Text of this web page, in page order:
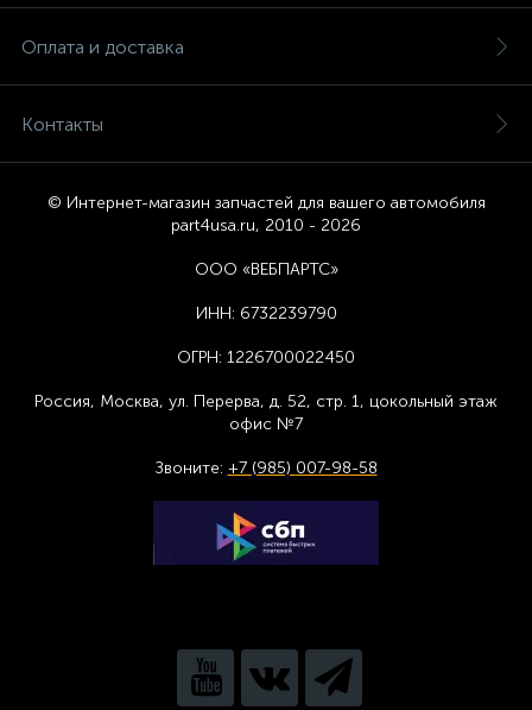
Оплата и доставка
Контакты
© Интернет-магазин запчастей для вашего автомобиля
part4usa.ru, 2010 - 2026
ООО «ВЕБПАРТС»
ИНН: 6732239790
ОГРН: 1226700022450
Россия, Москва, ул. Перерва, д. 52, стр. 1, цокольный этаж
офис №7
Звоните: +7 (985) 007-98-58